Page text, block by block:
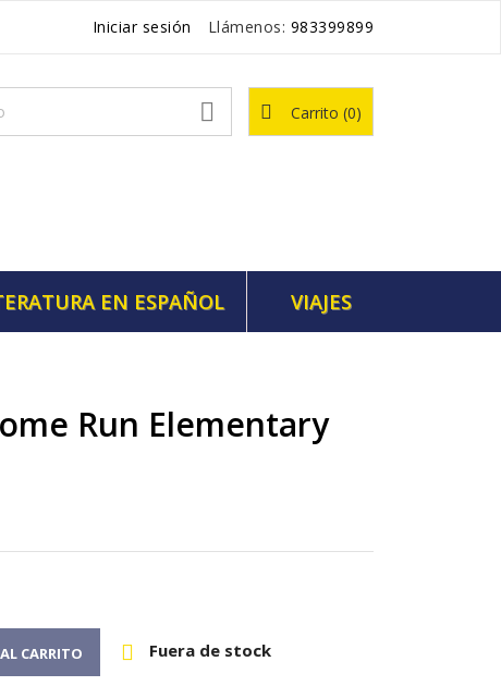
Iniciar sesión Llámenos: 983399899
Carrito (0)

EN ESPAÑOL VIAJES
Run Elementary
CARRITO  Fuera de stock